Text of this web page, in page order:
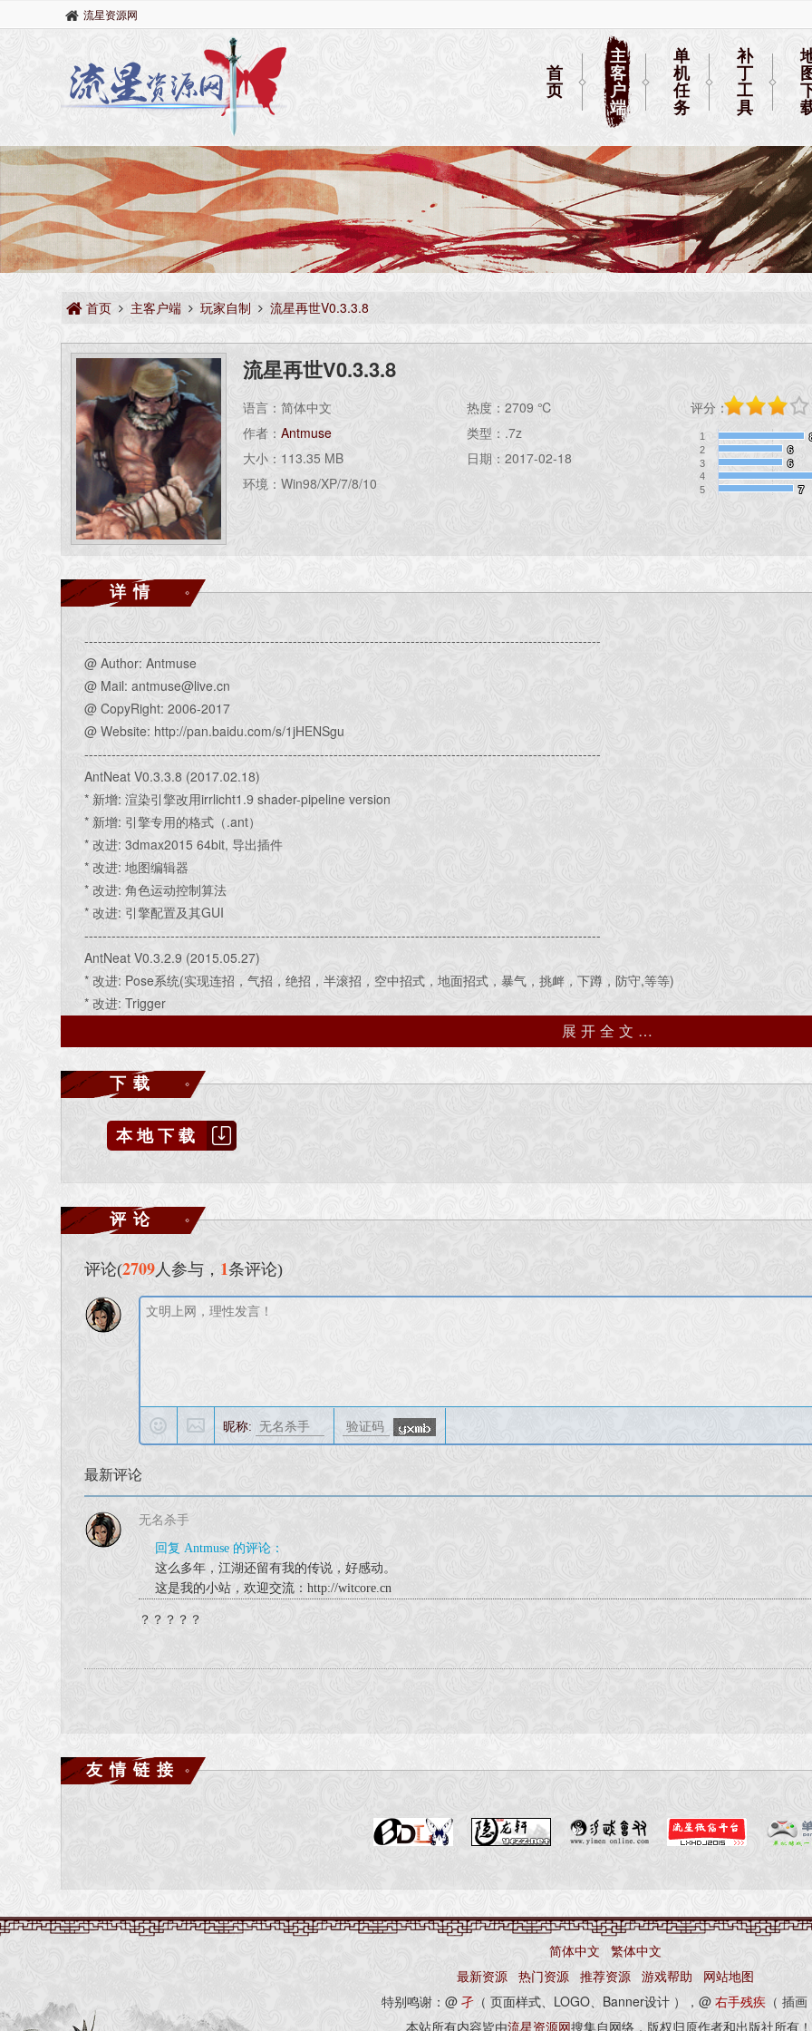
流星资源网
首
页
主
客
户
端
单
机
任
务
补
丁
工
具
首页 主客户端 玩家自制 流星再世V0.3.3.8
流星再世V0.3.3.8
语言：简体中文
作者：Antmuse
大小：113.35 MB
环境：Win98/XP/7/8/10
热度： 2709 ℃
类型：.7z
日期：2017-02-18
评分：
6
6
6
6
7
7
1
2
3
4
5
详情
------------------------------------------------------------------------------------------------------------------
@ Author: Antmuse
@ Mail: antmuse@live.cn
@ CopyRight: 2006-2017
@ Website: http://pan.baidu.com/s/1jHENSgu
------------------------------------------------------------------------------------------------------------------
AntNeat V0.3.3.8 (2017.02.18)
* 新增: 渲染引擎改用irrlicht1.9 shader-pipeline version
* 新增: 引擎专用的格式（.ant）
* 改进: 3dmax2015 64bit, 导出插件
* 改进: 地图编辑器
* 改进: 角色运动控制算法
* 改进: 引擎配置及其GUI
------------------------------------------------------------------------------------------------------------------
AntNeat V0.3.2.9 (2015.05.27)
* 改进: Pose系统(实现连招，气招，绝招，半滚招，空中招式，地面招式，暴气，挑衅，下蹲，防守,等等)
* 改进: Trigger
* 修正: 碰撞抖动
* 新增: ai命今(增加电脑人物如 ai 0)
* 新增: 攻击判定
* Todo: 鼠标单击，跳，其他武器Pose，切换武器，气血GUI，特效，网络，AI
AntNeat V0.3.2.8 (2015.02.07)
* 新增: 打击音效
* 修正: 碰撞抖动
------------------------------------------------------------------------------------------------------------------
AntNeat V0.3.2.7 (2015.01.07)
* 新增: 四方阵原版地图
* 新增: 编辑器支持obj模型格式转换
* 新增: 流星gmb模型加载器
* 改进: 编辑器支持流星的gmc模型格式转换
* 改进: 操作设置
* 改进: Pose系统
* 改进: 地图预览界面
* 改进: 人物选择界面
* 修正: 脚本创建时的内存漏洞
* 修正: 五张地图预览图
------------------------------------------------------------------------------------------------------------------
* Fixed: Pose
------------------------------------------------------------------------------------------------------------------
* Fix: R-hand issue
展开全文…
下载
本地下载
评论
评论(2709 人参与， 1条评论)
昵称:
最新评论
无名杀手
回复 Antmuse 的评论：
这么多年，江湖还留有我的传说，好感动。
这是我的小站，欢迎交流：http://witcore.cn
？？？？？
友情链接
简体中文
繁体中文
最新资源 热门资源 推荐资源 游戏帮助
网站地图
特别鸣谢：@ 孑 （ 页面样式、LOGO、Banner设计 ），@ 右手残疾 （ 插画
本站所有内容皆由流星资源网搜集自网络，版权归原作者和出版社所有！